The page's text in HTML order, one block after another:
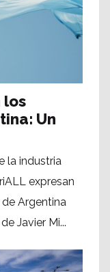
los
Un
la industria
expresan
Argentina
Javier Mi...